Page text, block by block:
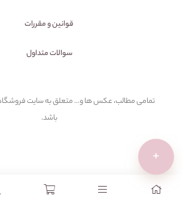
+
قوانین و مقررات
سوالات متداول
تمامی مطالب، عکس ها و... متعلق به سایت
باشد.